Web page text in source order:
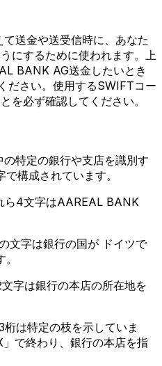
送金や送受信時に、あなた
にするために使われます。上
BANK AG送金したいとき
ださい。使用するSWIFTコー
を必ず確認してください。
特定の銀行や支店を識別す
構成されています。
ら4文字はAAREAL BANK
文字は銀行の国が ドイツで
文字は銀行の本店の所在地を
桁は特定の枝を示していま
で終わり、銀行の本店を指